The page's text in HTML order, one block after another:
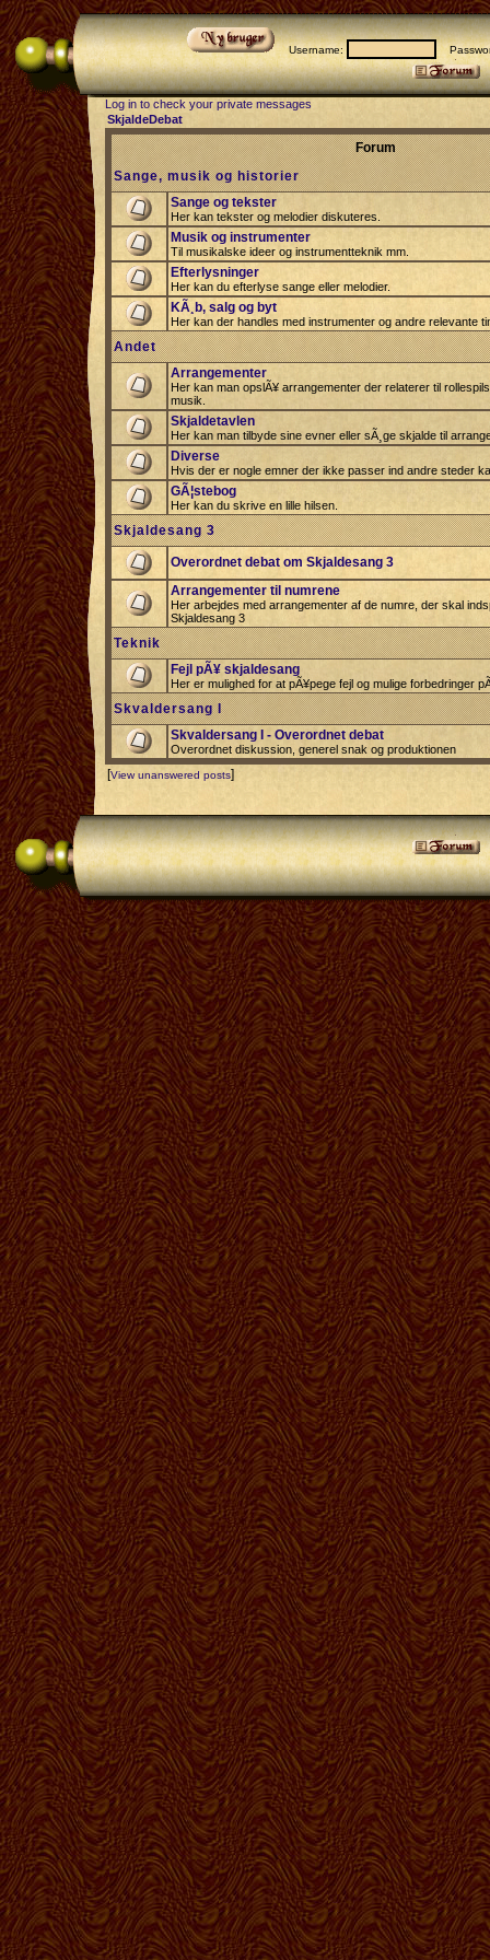
Username:
Log in to check your private messages
SkjaldeDebat
Forum
Sange, musik og historier
Sange og tekster
Her kan tekster og melodier diskuteres.
Musik og instrumenter
Til musikalske ideer og instrumentteknik mm.
Efterlysninger
Her kan du efterlyse sange eller melodier.
KÃ¸b, salg og byt
Her kan der handles med instrumenter og andre relevante
Andet
Arrangementer
Her kan man opslÃ¥ arrangementer der relaterer til
musik.
Skjaldetavlen
Her kan man tilbyde sine evner eller sÃ¸ge skjalde til
Diverse
Hvis der er nogle emner der ikke passer ind andre steder
GÃ¦stebog
Her kan du skrive en lille hilsen.
Skjaldesang 3
Overordnet debat om Skjaldesang 3
Arrangementer til numrene
Her arbejdes med arrangementer af de numre, der skal
Skjaldesang 3
Teknik
Fejl pÃ¥ skjaldesang
Her er mulighed for at pÃ¥pege fejl og mulige forbedringer
Skvaldersang I
Skvaldersang I - Overordnet debat
Overordnet diskussion, generel snak og produktionen
[View unanswered posts]